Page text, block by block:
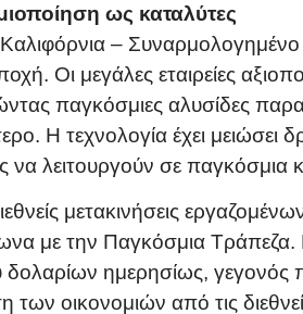
ως καταλύτες
–
Οι μεγάλες εταιρείες
παγκόσμιες αλυσίδες
Η τεχνολογία έχει μειώσει
να λειτουργούν σε
μετακινήσεις
με την Παγκόσμια
ημερησίως,
των οικονομιών από τις